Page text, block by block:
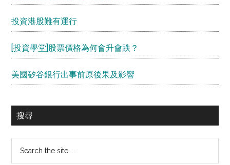
投資港股難有運行
[投資學堂]股票價格為何會升會跌？
美國矽谷銀行出事前原後果及影響
搜尋